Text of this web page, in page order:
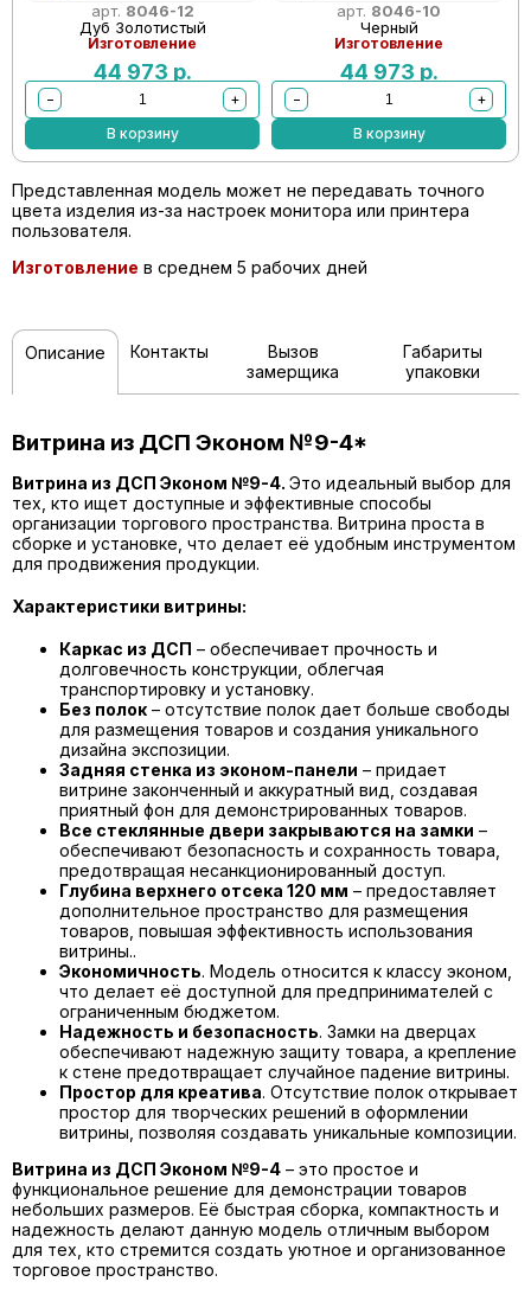
арт. 8046-12
Дуб Золотистый
Изготовление
44 973 р.
−
+
В корзину
арт. 8046-10
Черный
Изготовление
44 973 р.
−
+
В корзину
Представленная модель может не передавать точного
цвета изделия из-за настроек монитора или принтера
пользователя.
Изготовление в среднем 5 рабочих дней
Описание Контакты
Вызов
замерщика
Габариты
упаковки
Витрина из ДСП Эконом №9-4*
Витрина из ДСП Эконом №9-4. Это идеальный выбор для
тех, кто ищет доступные и эффективные способы
организации торгового пространства. Витрина проста в
сборке и установке, что делает её удобным инструментом
для продвижения продукции.
Характеристики витрины:
Каркас из ДСП – обеспечивает прочность и
долговечность конструкции, облегчая
транспортировку и установку.
Без полок – отсутствие полок дает больше свободы
для размещения товаров и создания уникального
дизайна экспозиции.
Задняя стенка из эконом-панели – придает
витрине законченный и аккуратный вид, создавая
приятный фон для демонстрированных товаров.
Все стеклянные двери закрываются на замки –
обеспечивают безопасность и сохранность товара,
предотвращая несанкционированный доступ.
Глубина верхнего отсека 120 мм – предоставляет
дополнительное пространство для размещения
товаров, повышая эффективность использования
витрины..
Экономичность. Модель относится к классу эконом,
что делает её доступной для предпринимателей с
ограниченным бюджетом.
Надежность и безопасность. Замки на дверцах
обеспечивают надежную защиту товара, а крепление
к стене предотвращает случайное падение витрины.
Простор для креатива. Отсутствие полок открывает
простор для творческих решений в оформлении
витрины, позволяя создавать уникальные композиции.
Витрина из ДСП Эконом №9-4 – это простое и
функциональное решение для демонстрации товаров
небольших размеров. Её быстрая сборка, компактность и
надежность делают данную модель отличным выбором
для тех, кто стремится создать уютное и организованное
торговое пространство.